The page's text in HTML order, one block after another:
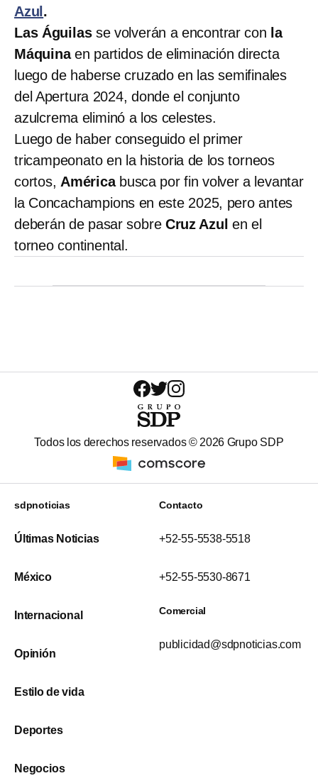
Azul .
Las Águilasse volverán a encontrar con la
Máquinaen partidos de eliminación directa
luego de haberse cruzado en las semifinales
del Apertura 2024, donde el conjunto
azulcrema eliminó a los celestes.
Luego de haber conseguido el primer
tricampeonato en la historia de los torneos
cortos, Américabusca por fin volver a levantar
la Concachampions en este 2025, pero antes
deberán de pasar sobre Cruz Azul en el
torneo continental.
Todos los derechos reservados © 2026 Grupo SDP
sdpnoticias
Últimas Noticias
México
Internacional
Opinión
Estilo de vida
Deportes
Negocios
Contacto
+52-55-5538-5518
+52-55-5530-8671
Comercial
publicidad@sdpnoticias.com